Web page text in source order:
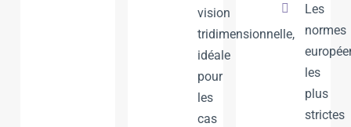
vision
tridimensionnelle,
idéale
pour
les
cas
Les
normes
les
plus
strictes